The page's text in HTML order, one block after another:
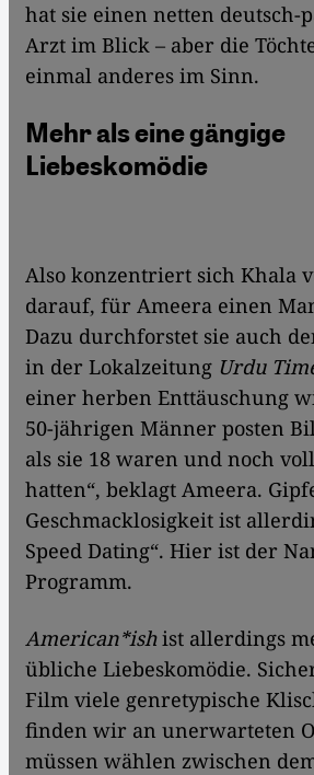
hat sie einen netten deutsch-
Arzt im Blick – aber die
einmal anderes im Sinn.
Mehr als eine gängige
Liebeskomödie
Also konzentriert sich Khala
darauf, für Ameera einen
Dazu durchforstet sie auch
in der Lokalzeitung Urdu
einer herben Enttäuschung
50-jährigen Männer posten
als sie 18 waren und noch
hatten“, beklagt Ameera.
Geschmacklosigkeit ist
Speed Dating“. Hier ist der
Programm.
American*ishist allerdings
übliche Liebeskomödie.
Film viele genretypische
finden wir an unerwarteten
müssen wählen zwischen